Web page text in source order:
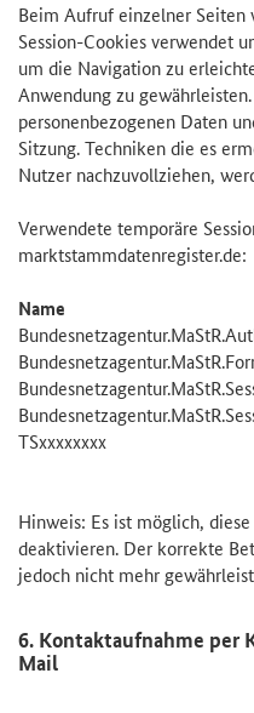
Beim Aufruf einzelner Seiten
Session-Cookies verwendet
um die Navigation zu
Anwendung zu
personenbezogenen Daten
Sitzung. Techniken die es
Nutzer nachzuvollziehen,
Verwendete temporäre
marktstammdatenregister.de:
Name
TSxxxxxxxx
Hinweis: Es ist möglich,
deaktivieren. Der korrekte
jedoch nicht mehr
6. Kontaktaufnahme per
Mail